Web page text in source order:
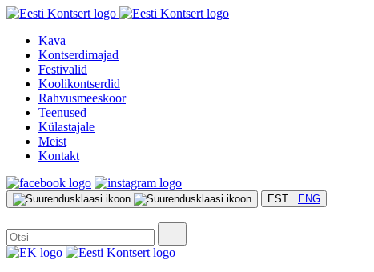
Kava
Kontserdimajad
Festivalid
Koolikontserdid
Rahvusmeeskoor
Teenused
Külastajale
Meist
Kontakt
EST ENG